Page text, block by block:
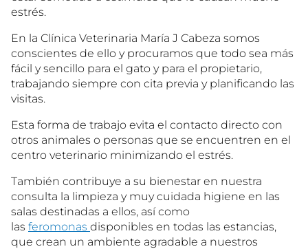
estrés.
En la Clínica Veterinaria María J Cabeza somos
conscientes de ello y procuramos que todo sea más
fácil y sencillo para el gato y para el propietario,
trabajando siempre con cita previa y planificando las
visitas.
Esta forma de trabajo evita el contacto directo con
otros animales o personas que se encuentren en el
centro veterinario minimizando el estrés.
También contribuye a su bienestar en nuestra
consulta la limpieza y muy cuidada higiene en las
salas destinadas a ellos, así como
las feromonas disponibles en todas las estancias,
que crean un ambiente agradable a nuestros